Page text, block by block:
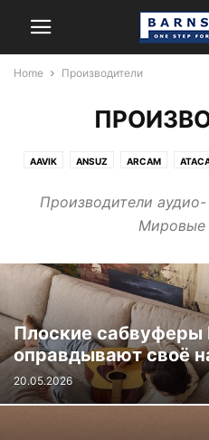
Home Производители
AAVIK ANSUZ ARCAM
KANTO AUDIO LEXICON
NEWTEC
Производители
Мировые
Плоские сабвуферы
оправдывают своё
20.05.2026